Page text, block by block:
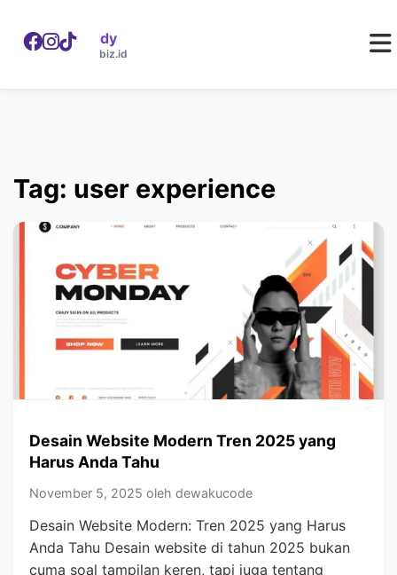
W WebDaddy
webdaddy.biz.id
Tag: user experience
Desain Website Modern Tren 2025 yang
Harus Anda Tahu
November 5, 2025 oleh dewakucode
Desain Website Modern: Tren 2025 yang Harus
Anda Tahu Desain website di tahun 2025 bukan
cuma soal tampilan keren, tapi juga tentang